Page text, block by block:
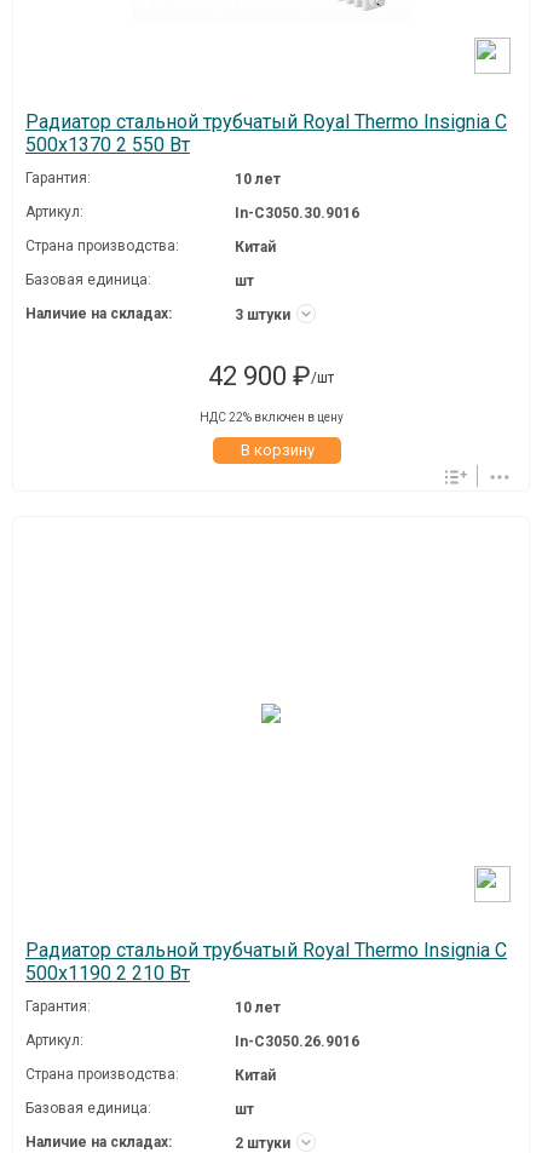
Радиатор стальной трубчатый Royal Thermo Insignia C
500x1370 2 550 Вт
Гарантия:
10 лет
Артикул:
In-C3050.30.9016
Страна производства:
Китай
Базовая единица:
шт
Наличие на складах:
3 штуки
42 900 ₽/шт
НДС 22% включен в цену
В корзину
Радиатор стальной трубчатый Royal Thermo Insignia C
500x1190 2 210 Вт
Гарантия:
10 лет
Артикул:
In-C3050.26.9016
Страна производства:
Китай
Базовая единица:
шт
Наличие на складах:
2 штуки